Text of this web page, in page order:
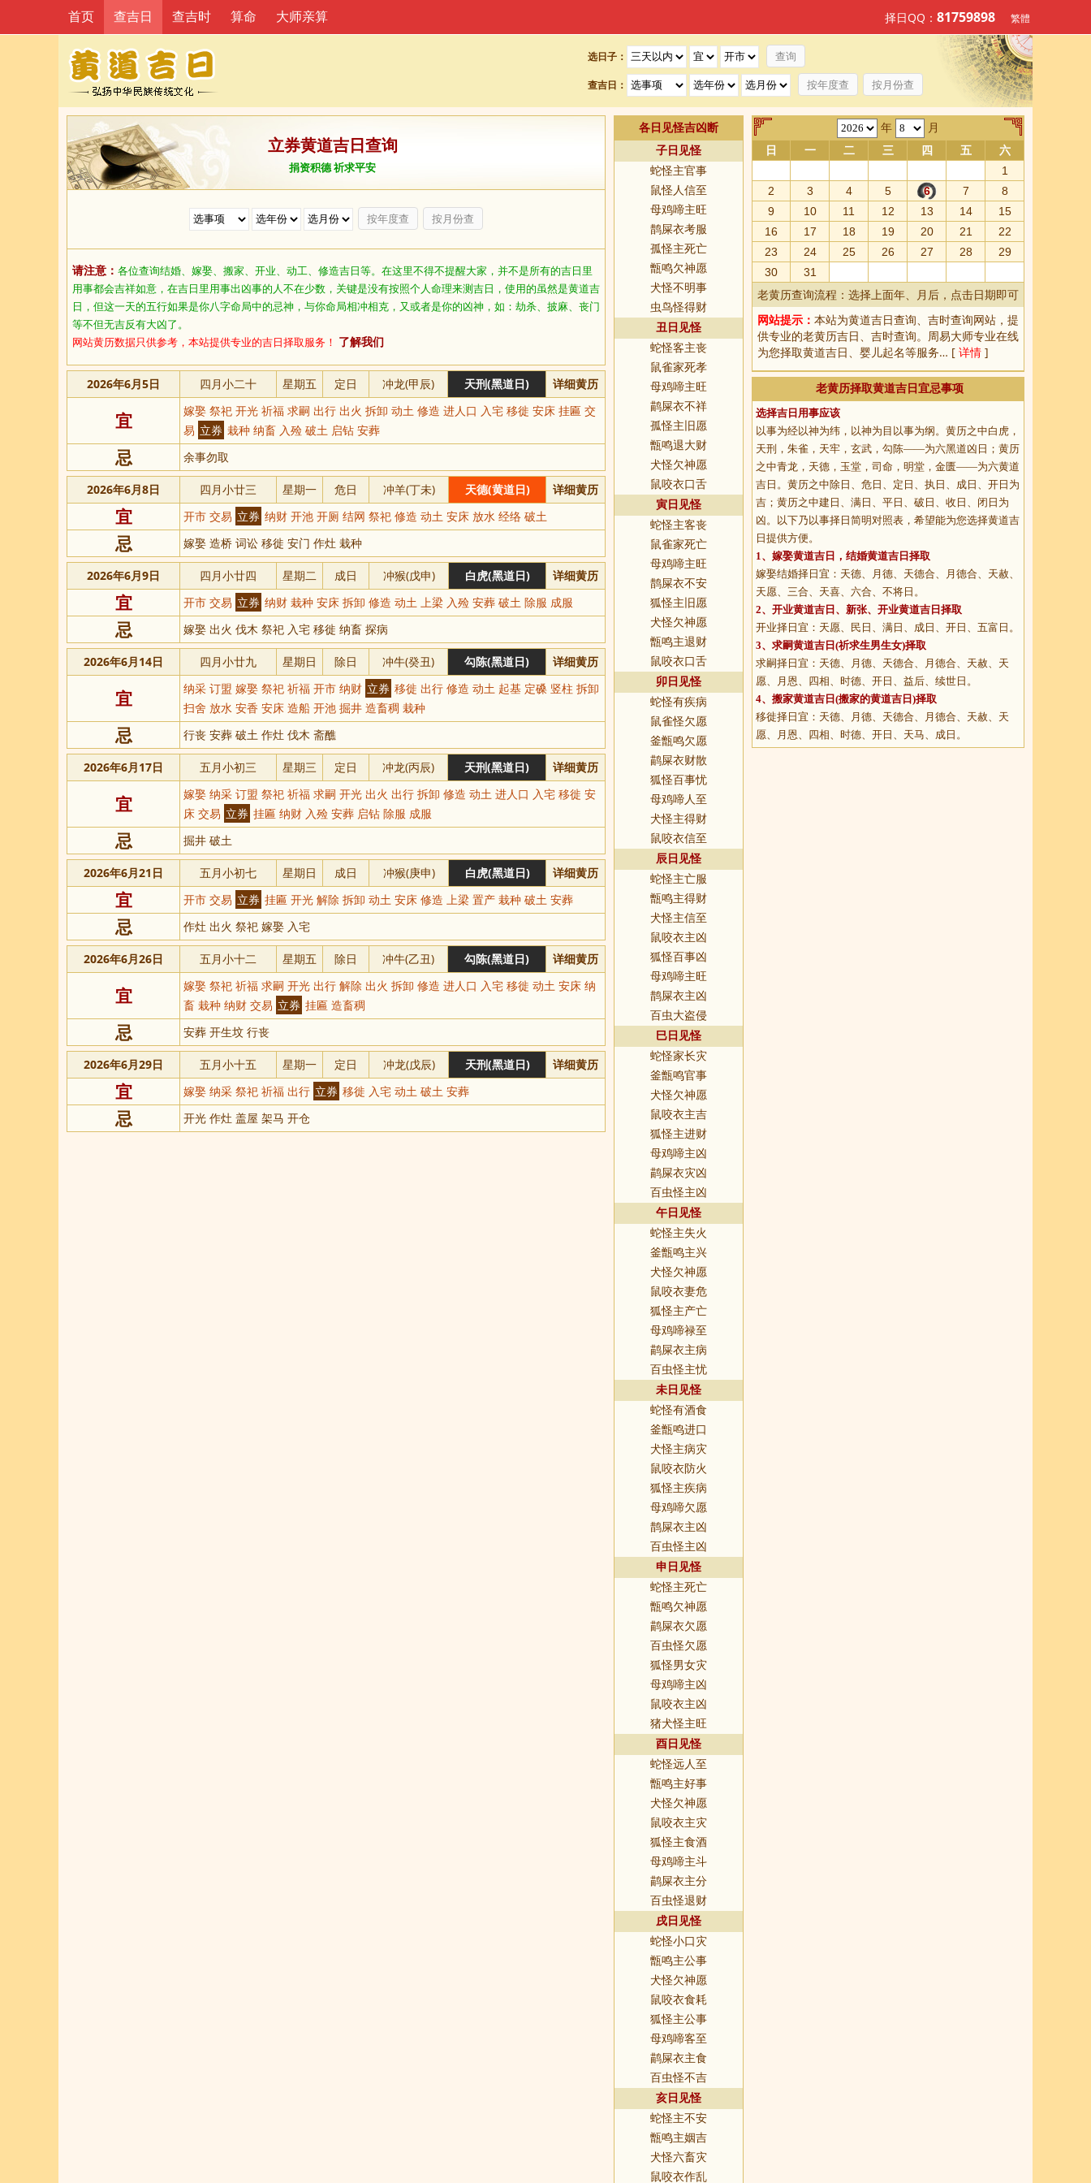
选日子：
查吉日： 按年度查 按月份查
首页 查吉日 查吉时 算命 大师亲算 择日QQ： 81759898 繁體
立券黄道吉日查询
捐资积德 祈求平安
按年度查 按月份查
请注意： 各位查询结婚、嫁娶、搬家、开业、动工、修造吉日等。在这里不得不提醒大家，并不是所有的吉日里
用事都会吉祥如意，在吉日里用事出凶事的人不在少数，关键是没有按照个人命理来测吉日，使用的虽然是黄道吉
日，但这一天的五行如果是你八字命局中的忌神，与你命局相冲相克，又或者是你的凶神，如：劫杀、披麻、丧门
等不但无吉反有大凶了。
网站黄历数据只供参考，本站提供专业的吉日择取服务！ 了解我们
2026年6月5日 四月小二十 星期五 定日 冲龙(甲辰) 天刑(黑道日) 详细黄历
宜
嫁娶 祭祀 开光 祈福 求嗣 出行 出火 拆卸 动土 修造 进人口 入宅 移徙 安床 挂匾 交
易 立券 栽种 纳畜 入殓 破土 启钻 安葬
忌 余事勿取
2026年6月8日 四月小廿三 星期一 危日 冲羊(丁未) 天德(黄道日) 详细黄历
宜 开市 交易 立券 纳财 开池 开厕 结网 祭祀 修造 动土 安床 放水 经络 破土
忌 嫁娶 造桥 词讼 移徙 安门 作灶 栽种
2026年6月9日 四月小廿四 星期二 成日 冲猴(戊申) 白虎(黑道日) 详细黄历
宜 开市 交易 立券 纳财 栽种 安床 拆卸 修造 动土 上梁 入殓 安葬 破土 除服 成服
忌 嫁娶 出火 伐木 祭祀 入宅 移徙 纳畜 探病
2026年6月14日 四月小廿九 星期日 除日 冲牛(癸丑) 勾陈(黑道日) 详细黄历
宜 纳采 订盟 嫁娶 祭祀 祈福 开市 纳财 立券 移徙 出行 修造 动土 起基 定磉 竖柱 拆卸
扫舍 放水 安香 安床 造船 开池 掘井 造畜稠 栽种
忌 行丧 安葬 破土 作灶 伐木 斋醮
2026年6月17日 五月小初三 星期三 定日 冲龙(丙辰) 天刑(黑道日) 详细黄历
宜
嫁娶 纳采 订盟 祭祀 祈福 求嗣 开光 出火 出行 拆卸 修造 动土 进人口 入宅 移徙 安
床 交易 立券 挂匾 纳财 入殓 安葬 启钻 除服 成服
忌 掘井 破土
2026年6月21日 五月小初七 星期日 成日 冲猴(庚申) 白虎(黑道日) 详细黄历
宜 开市 交易 立券 挂匾 开光 解除 拆卸 动土 安床 修造 上梁 置产 栽种 破土 安葬
忌 作灶 出火 祭祀 嫁娶 入宅
2026年6月26日 五月小十二 星期五 除日 冲牛(乙丑) 勾陈(黑道日) 详细黄历
宜
嫁娶 祭祀 祈福 求嗣 开光 出行 解除 出火 拆卸 修造 进人口 入宅 移徙 动土 安床 纳
畜 栽种 纳财 交易 立券 挂匾 造畜稠
忌 安葬 开生坟 行丧
2026年6月29日 五月小十五 星期一 定日 冲龙(戊辰) 天刑(黑道日) 详细黄历
宜 嫁娶 纳采 祭祀 祈福 出行 立券 移徙 入宅 动土 破土 安葬
忌 开光 作灶 盖屋 架马 开仓
各日见怪吉凶断
子日见怪
蛇怪主官事
鼠怪人信至
母鸡啼主旺
鹊屎衣考服
孤怪主死亡
甑鸣欠神愿
犬怪不明事
虫鸟怪得财
丑日见怪
蛇怪客主丧
鼠雀家死孝
母鸡啼主旺
鹋屎衣不祥
孤怪主旧愿
甑鸣退大财
犬怪欠神愿
鼠咬衣口舌
寅日见怪
蛇怪主客丧
鼠雀家死亡
母鸡啼主旺
鹊屎衣不安
狐怪主旧愿
犬怪欠神愿
甑鸣主退财
鼠咬衣口舌
卯日见怪
蛇怪有疾病
鼠雀怪欠愿
釜甑鸣欠愿
鹋屎衣财散
狐怪百事忧
母鸡啼人至
犬怪主得财
鼠咬衣信至
辰日见怪
蛇怪主亡服
甑鸣主得财
犬怪主信至
鼠咬衣主凶
狐怪百事凶
母鸡啼主旺
鹊屎衣主凶
百虫大盗侵
巳日见怪
蛇怪家长灾
釜甑鸣官事
犬怪欠神愿
鼠咬衣主吉
狐怪主进财
母鸡啼主凶
鹋屎衣灾凶
百虫怪主凶
午日见怪
蛇怪主失火
釜甑鸣主兴
犬怪欠神愿
鼠咬衣妻危
狐怪主产亡
母鸡啼禄至
鹋屎衣主病
百虫怪主忧
未日见怪
蛇怪有酒食
釜甑鸣进口
犬怪主病灾
鼠咬衣防火
狐怪主疾病
母鸡啼欠愿
鹊屎衣主凶
百虫怪主凶
申日见怪
蛇怪主死亡
甑鸣欠神愿
鹋屎衣欠愿
百虫怪欠愿
狐怪男女灾
母鸡啼主凶
鼠咬衣主凶
猪犬怪主旺
酉日见怪
蛇怪远人至
甑鸣主好事
犬怪欠神愿
鼠咬衣主灾
狐怪主食酒
母鸡啼主斗
鹋屎衣主分
百虫怪退财
戌日见怪
蛇怪小口灾
甑鸣主公事
犬怪欠神愿
鼠咬衣食耗
狐怪主公事
母鸡啼客至
鹋屎衣主食
百虫怪不吉
亥日见怪
蛇怪主不安
甑鸣主姻吉
犬怪六畜灾
鼠咬衣作乱
年 月
日 一 二 三 四 五
六
1
2
3 4 5 6 7
8
9
10 11 12 13 14
15
16
17 18 19 20 21
22
23
24 25 26 27 28
29
30
31
老黄历查询流程：选择上面年、月后，点击日期即可
网站提示： 本站为黄道吉日查询、 吉时查询网站，提
供专业的老黄历吉日、吉时查询。周易大师专业在线
为您择取黄道吉日、婴儿起名等服务… [ 详情 ]
老黄历择取黄道吉日宜忌事项
选择吉日用事应该
以事为经以神为纬，以神为目以事为纲。黄历之中白虎，
天刑，朱雀，天牢，玄武，勾陈——为六黑道凶日；黄历
之中青龙，天德，玉堂，司命，明堂，金匮——为六黄道
吉日。黄历之中除日、危日、定日、执日、成日、开日为
吉；黄历之中建日、满日、平日、破日、收日、闭日为
凶。以下乃以事择日简明对照表，希望能为您选择黄道吉
日提供方便。
1、 嫁娶黄道吉日 ，结婚黄道吉日择取
嫁娶结婚择日宜：天德、月德、天德合、月德合、天赦、
天愿、三合、天喜、六合、不将日。
2、 开业黄道吉日 、新张、开业黄道吉日择取
开业择日宜：天愿、民日、满日、成日、开日、五富日。
3、 求嗣黄道吉日 (祈求生男生女)择取
求嗣择日宜：天德、月德、天德合、月德合、天赦、天
愿、月恩、四相、时德、开日、益后、续世日。
4、 搬家黄道吉日 (搬家的黄道吉日)择取
移徙择日宜：天德、月德、天德合、月德合、天赦、天
愿、月恩、四相、时德、开日、天马、成日。